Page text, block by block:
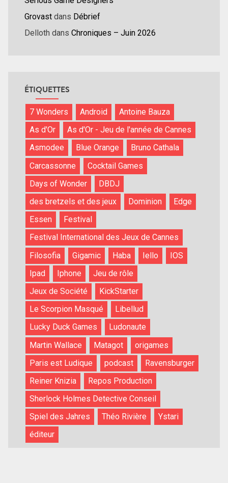
Grovast dans Débrief
Delloth dans Chroniques – Juin 2026
ÉTIQUETTES
7 Wonders Android
Antoine Bauza
As d'Or
As d'Or - Jeu de l'année de Cannes
Asmodee
Blue Orange
Bruno Cathala
Carcassonne
Cocktail Games
Days of Wonder
DBDJ
des bretzels et des jeux
Dominion
Edge
Essen
Festival
Festival International des Jeux de Cannes
Filosofia
Gigamic Haba Iello
IOS
Ipad
Iphone
Jeu de rôle
Jeux de Société
KickStarter
Le Scorpion Masqué
Libellud
Lucky Duck Games
Ludonaute
Martin Wallace
Matagot
origames
Paris est Ludique
podcast
Ravensburger
Reiner Knizia
Repos Production
Sherlock Holmes Detective Conseil
Spiel des Jahres
Théo Rivière
Ystari
éditeur